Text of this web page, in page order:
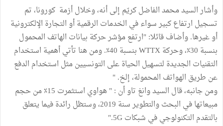
وأشار السيد محمد الفاضل كريّم إلى أنه، وخلال أزمة كورونا، تم
تسجيل ارتفاع كبير سواء في الخدمات الرقمية أو التجارة الإلكترونية
أو غيرها. وأضاف قائلا: "ارتفع مؤشر حركة بيانات الهاتف المحمول
بنسبة 30٪، وحركة WTTX بنسبة 40٪. ومن هنا تأتي أهمية استخدام
التقنيات الجديدة لتسهيل الحياة على التونسيين مثل استخدام الدفع
عن طريق الهواتف المحمولة، إلخ. "
ومن جانبه، قال السيد وانغ تاو أن : " هواوي استثمرت 15٪ من حجم
مبيعاتها في البحث والتطوير سنة 2019، وستظل رائدة فيما يتعلق
بالتقدم التكنولوجي في شبكات 5G."